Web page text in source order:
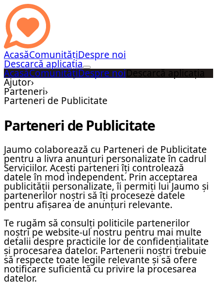
AcasăComunitățiDespre noi
Descarcă aplicația
AcasăComunitățiDespre noiDescarcă aplicația
Ajutor›
Parteneri›
Parteneri de Publicitate
Parteneri de Publicitate
Jaumo colaborează cu Parteneri de Publicitate
pentru a livra anunțuri personalizate în cadrul
Serviciilor. Acești parteneri îți controlează
datele în mod independent. Prin acceptarea
publicității personalizate, îi permiți lui Jaumo și
partenerilor noștri să îți proceseze datele
pentru afișarea de anunțuri relevante.
Te rugăm să consulți politicile partenerilor
noștri pe website-ul nostru pentru mai multe
detalii despre practicile lor de confidențialitate
și procesarea datelor. Partenerii noștri trebuie
să respecte toate legile relevante și să ofere
notificare suficientă cu privire la procesarea
datelor.